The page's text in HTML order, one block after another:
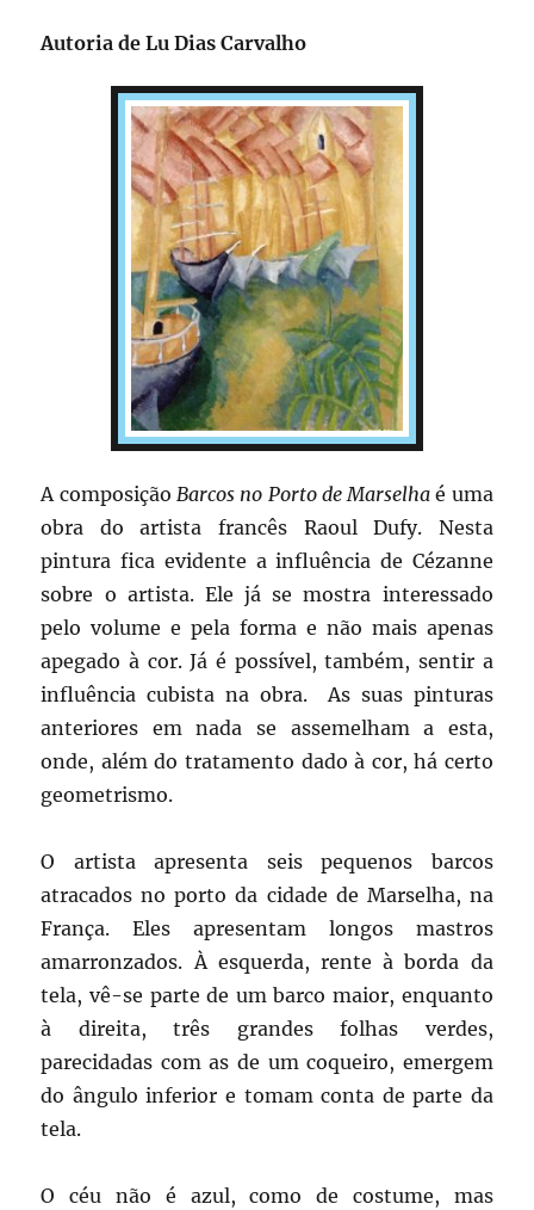
Autoria de Lu Dias Carvalho
A composição Barcos no Porto de Marselha é uma
obra do artista francês Raoul Dufy. Nesta
pintura fica evidente a influência de Cézanne
sobre o artista. Ele já se mostra interessado
pelo volume e pela forma e não mais apenas
apegado à cor. Já é possível, também, sentir a
influência cubista na obra. As suas pinturas
anteriores em nada se assemelham a esta,
onde, além do tratamento dado à cor, há certo
geometrismo.
O artista apresenta seis pequenos barcos
atracados no porto da cidade de Marselha, na
França. Eles apresentam longos mastros
amarronzados. À esquerda, rente à borda da
tela, vê-se parte de um barco maior, enquanto
à direita, três grandes folhas verdes,
parecidadas com as de um coqueiro, emergem
do ângulo inferior e tomam conta de parte da
tela.
O céu não é azul, como de costume, mas